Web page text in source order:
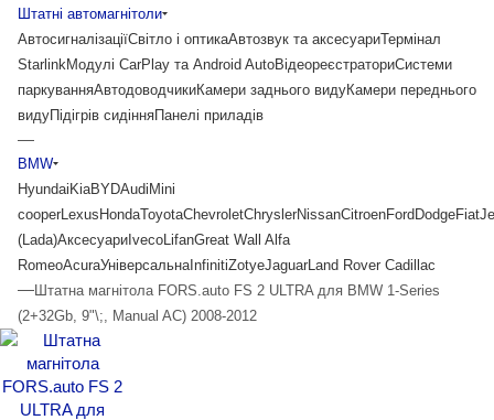
Штатні автомагнітоли
АвтосигналізаціїСвітло і оптикаАвтозвук та аксесуариТермінал
StarlinkМодулі CarPlay та Android AutoВідеореєстраториСистеми
паркуванняАвтодоводчикиКамери заднього видуКамери переднього
видуПідігрів сидінняПанелі приладів
—
BMW
Hyundai KiaBYDAudi Mini
cooperLexus HondaToyotaChevroletChryslerNissanCitroenFord DodgeFiat
(Lada)Аксесуари IvecoLifanGreat Wall Alfa
RomeoAcuraУніверсальнаInfinitiZotyeJaguarLand Rover Cadillac
—Штатна магнітола FORS.auto FS 2 ULTRA для BMW 1-Series
(2+32Gb, 9"\;, Manual AC) 2008-2012